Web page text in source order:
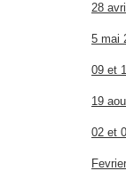
28
5 mai
09 et
19
02 et